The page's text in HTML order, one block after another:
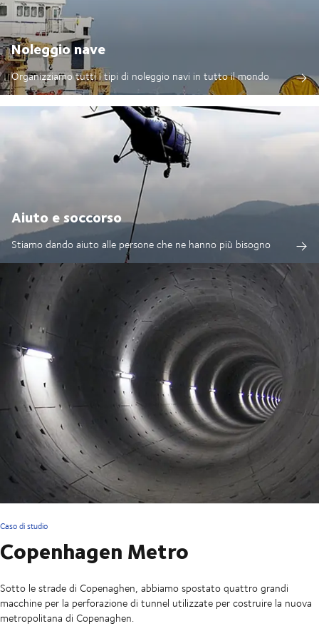
Noleggio nave
Organizziamo tutti i tipi di noleggio navi in tutto il mondo
Aiuto e soccorso
Stiamo dando aiuto alle persone che ne hanno più bisogno
Caso di studio
Copenhagen Metro
Sotto le strade di Copenaghen, abbiamo spostato quattro grandi
macchine per la perforazione di tunnel utilizzate per costruire la nuova
metropolitana di Copenaghen.